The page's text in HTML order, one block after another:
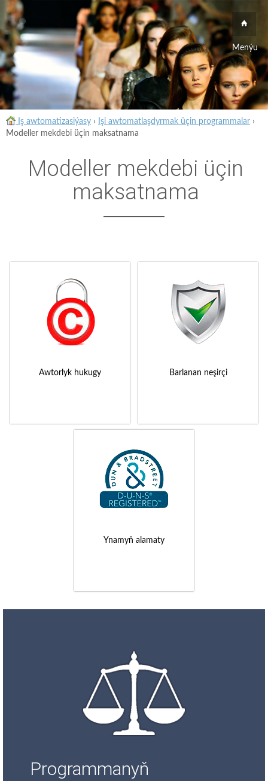
Menýu
Iş awtomatizasiýasy › Işi awtomatlaşdyrmak üçin programmalar ›
Modeller mekdebi üçin maksatnama
Modeller mekdebi üçin
maksatnama
Awtorlyk hukugy Barlanan neşirçi
Ynamyň alamaty
Programmanyň